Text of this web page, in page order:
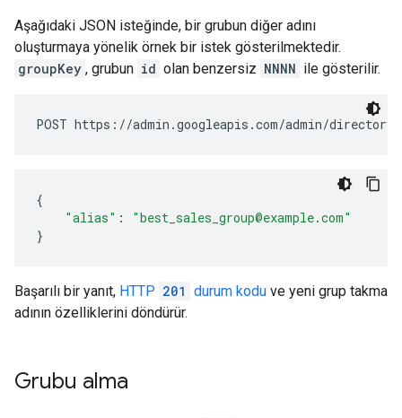
Aşağıdaki JSON isteğinde, bir grubun diğer adını
oluşturmaya yönelik örnek bir istek gösterilmektedir.
groupKey , grubun id olan benzersiz NNNN ile gösterilir.
{
"alias" :
"best_sales_group@example.com"
}
Başarılı bir yanıt, HTTP 201 durum kodu ve yeni grup takma
adının özelliklerini döndürür.
Grubu alma